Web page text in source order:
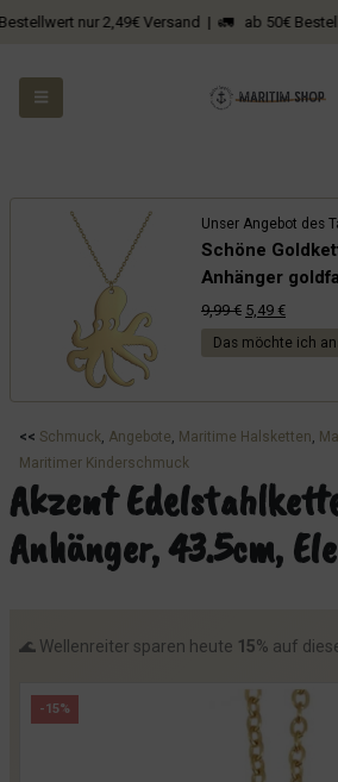
nur 2,49€ Versand | 🚛 ab 50€ Bestellwert
Unser Angebot des
Schöne
Anhänger
9,99€ Ursprünglicher
Preis
5,49 €Aktueller
Preis
Das möchte ich
<< Schmuck, Angebote, Maritime Halsketten,
Maritimer Kinderschmuck
Akzent
Anhänger, 43.5cm,
🌊 Wellenreiter sparen heute 15% auf
-15%